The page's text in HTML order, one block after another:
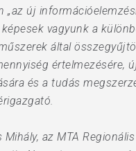
„az új
képesek vagyunk a
által
értelmezésére,
és a tudás
Mihály, az MTA